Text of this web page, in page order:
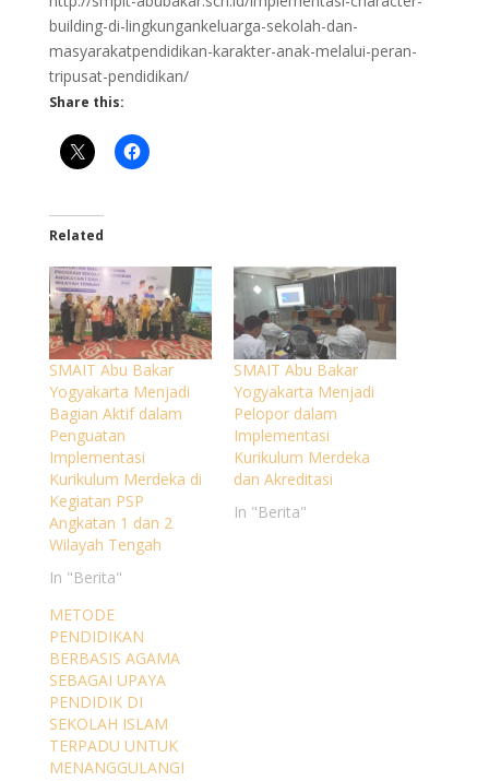
building-di-lingkungankeluarga-sekolah-dan-
masyarakatpendidikan-karakter-anak-melalui-peran-
tripusat-pendidikan/
Share this:
Related
SMAIT Abu Bakar
Yogyakarta Menjadi
Bagian Aktif dalam
Penguatan
Implementasi
Kurikulum Merdeka di
Kegiatan PSP
Angkatan 1 dan 2
Wilayah Tengah
In "Berita"
SMAIT Abu Bakar
Yogyakarta Menjadi
Pelopor dalam
Implementasi
Kurikulum Merdeka
dan Akreditasi
In "Berita"
METODE
PENDIDIKAN
BERBASIS AGAMA
SEBAGAI UPAYA
PENDIDIK DI
SEKOLAH ISLAM
TERPADU UNTUK
MENANGGULANGI